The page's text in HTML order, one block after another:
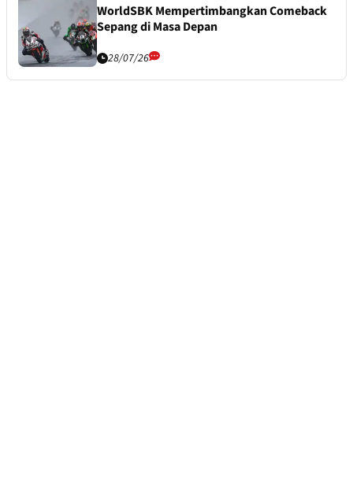
WorldSBK Mempertimbangkan Comeback
Sepang di Masa Depan
28/07/26